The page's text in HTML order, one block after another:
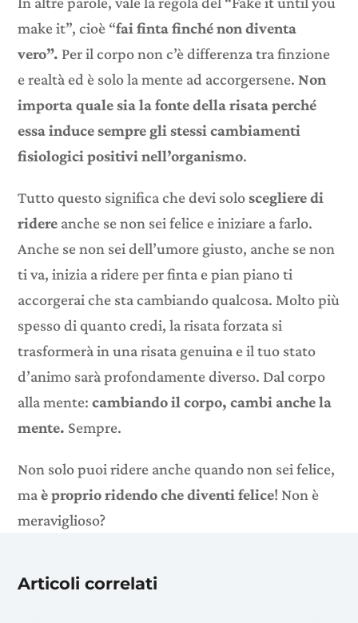
make it”, cioè “fai finta finché non diventa
vero”. Per il corpo non c’è differenza tra finzione
e realtà ed è solo la mente ad accorgersene. Non
importa quale sia la fonte della risata perché
essa induce sempre gli stessi cambiamenti
fisiologici positivi nell’organismo.
Tutto questo significa che devi soloscegliere di
ridere anche se non sei felice e iniziare a farlo.
Anche se non sei dell’umore giusto, anche se non
ti va, inizia a ridere per finta e pian piano ti
accorgerai che sta cambiando qualcosa. Molto più
spesso di quanto credi, la risata forzata si
trasformerà in una risata genuina e il tuo stato
d’animo sarà profondamente diverso. Dal corpo
alla mente:cambiando il corpo, cambi anche la
mente. Sempre.
Non solo puoi ridere anche quando non sei felice,
maè proprio ridendo che diventi felice! Non è
meraviglioso?
Articoli correlati